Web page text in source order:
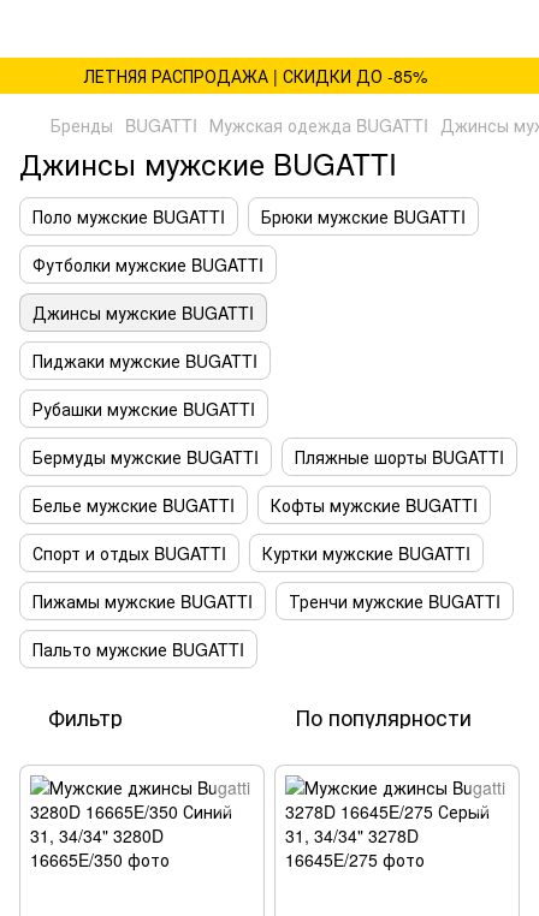
ЛЕТНЯЯ РАСПРОДАЖА | СКИДКИ ДО -85%
Бренды BUGATTI Мужская одежда BUGATTI Джинсы
Джинсы мужские BUGATTI
Поло мужские BUGATTI
Брюки мужские BUGATTI
Футболки мужские BUGATTI
Джинсы мужские BUGATTI
Пиджаки мужские BUGATTI
Рубашки мужские BUGATTI
Бермуды мужские BUGATTI
Пляжные шорты BUGATTI
Белье мужские BUGATTI
Кофты мужские BUGATTI
Спорт и отдых BUGATTI
Куртки мужские BUGATTI
Пижамы мужские BUGATTI
Тренчи мужские BUGATTI
Пальто мужские BUGATTI
Фильтр По популярности